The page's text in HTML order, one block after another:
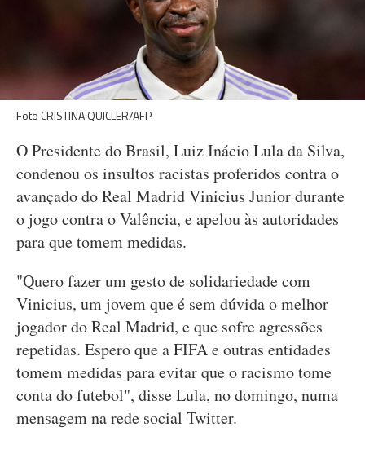
Foto CRISTINA QUICLER/AFP
O Presidente do Brasil, Luiz Inácio Lula da Silva,
condenou os insultos racistas proferidos contra o
avançado do Real Madrid Vinicius Junior durante
o jogo contra o Valência, e apelou às autoridades
para que tomem medidas.
"Quero fazer um gesto de solidariedade com
Vinicius, um jovem que é sem dúvida o melhor
jogador do Real Madrid, e que sofre agressões
repetidas. Espero que a FIFA e outras entidades
tomem medidas para evitar que o racismo tome
conta do futebol", disse Lula, no domingo, numa
mensagem na rede social Twitter.